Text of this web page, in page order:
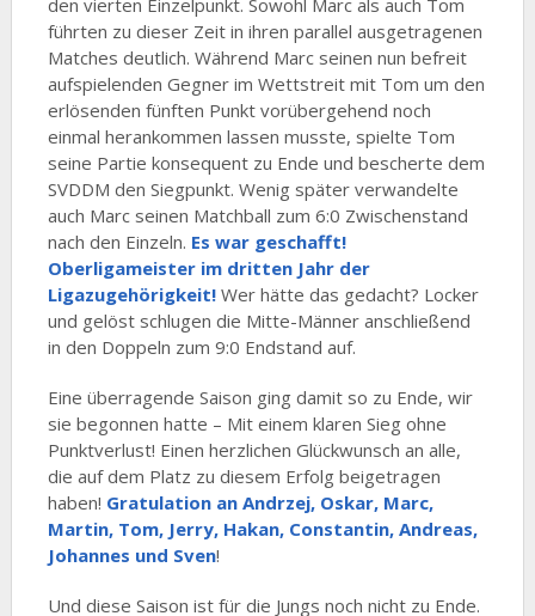
führten zu dieser Zeit in ihren parallel ausgetragenen
Matches deutlich. Während Marc seinen nun befreit
aufspielenden Gegner im Wettstreit mit Tom um den
erlösenden fünften Punkt vorübergehend noch
einmal herankommen lassen musste, spielte Tom
seine Partie konsequent zu Ende und bescherte dem
SVDDM den Siegpunkt. Wenig später verwandelte
auch Marc seinen Matchball zum 6:0 Zwischenstand
nach den Einzeln. Es war geschafft!
Oberligameister im dritten Jahr der
Ligazugehörigkeit!Wer hätte das gedacht? Locker
und gelöst schlugen die Mitte-Männer anschließend
in den Doppeln zum 9:0 Endstand auf.
Eine überragende Saison ging damit so zu Ende, wir
sie begonnen hatte – Mit einem klaren Sieg ohne
Punktverlust! Einen herzlichen Glückwunsch an alle,
die auf dem Platz zu diesem Erfolg beigetragen
haben! Gratulation an Andrzej, Oskar, Marc,
Martin, Tom, Jerry, Hakan, Constantin, Andreas,
Johannes und Sven!
Und diese Saison ist für die Jungs noch nicht zu Ende.